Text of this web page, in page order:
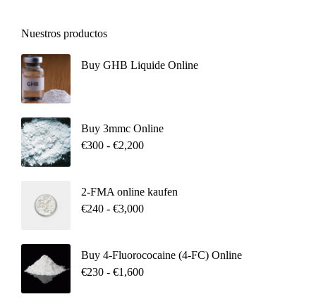
Nuestros productos
Buy GHB Liquide Online
Buy 3mmc Online
€300 - €2,200
2-FMA online kaufen
€240 - €3,000
Buy 4-Fluorococaine (4-FC) Online
€230 - €1,600